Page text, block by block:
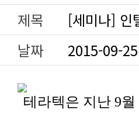
제목
[세미나] 인
날짜
2015-09-
테라텍은